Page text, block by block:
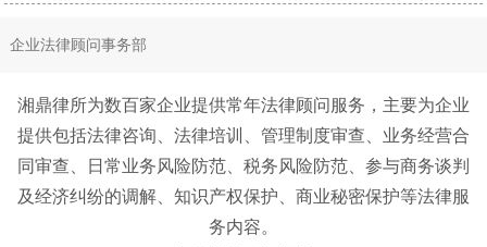
企业法律顾问事务部
湘鼎律所为数百家企业提供常年法律顾问服务，主要为企业
提供包括法律咨询、法律培训、管理制度审查、业务经营合
同审查、日常业务风险防范、税务风险防范、参与商务谈判
及经济纠纷的调解、知识产权保护、商业秘密保护等法律服
务内容。